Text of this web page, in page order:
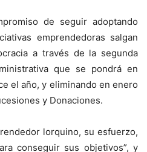
de seguir adoptando
emprendedoras salgan
a través de la segunda
que se pondrá en
el año, y eliminando en enero
y Donaciones.
lorquino, su esfuerzo,
conseguir sus objetivos”, y